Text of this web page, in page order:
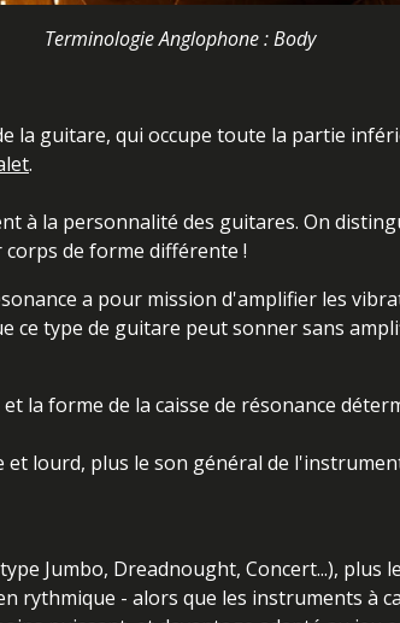
Terminologie Anglophone : Body
la guitare, qui occupe toute la partie
.
à la personnalité des guitares. On
de forme différente !
a pour mission d'amplifier les
ce type de guitare peut sonner sans
la forme de la caisse de résonance
lourd, plus le son général de
Jumbo, Dreadnought, Concert...), plus
rythmique - alors que les instruments à